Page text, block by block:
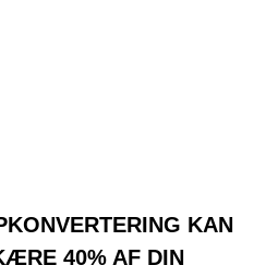
KAN
40% AF DIN